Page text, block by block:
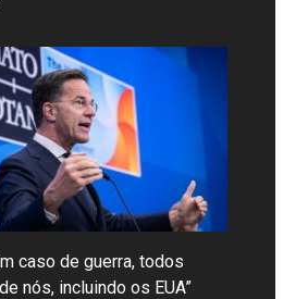
caso de guerra, todos
nós, incluindo os EUA”